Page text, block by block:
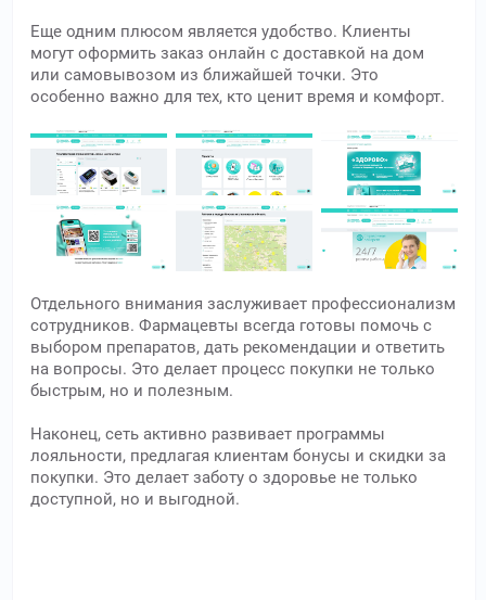
Еще одним плюсом является удобство. Клиенты
могут оформить заказ онлайн с доставкой на дом
или самовывозом из ближайшей точки. Это
особенно важно для тех, кто ценит время и комфорт.
Отдельного внимания заслуживает профессионализм
сотрудников. Фармацевты всегда готовы помочь с
выбором препаратов, дать рекомендации и ответить
на вопросы. Это делает процесс покупки не только
быстрым, но и полезным.
Наконец, сеть активно развивает программы
лояльности, предлагая клиентам бонусы и скидки за
покупки. Это делает заботу о здоровье не только
доступной, но и выгодной.